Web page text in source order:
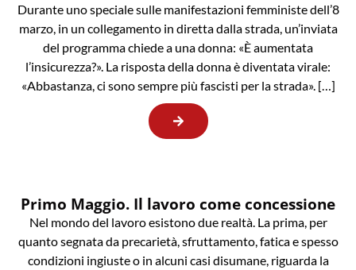
Durante uno speciale sulle manifestazioni femministe dell’8
marzo, in un collegamento in diretta dalla strada, un’inviata
del programma chiede a una donna: «È aumentata
l’insicurezza?». La risposta della donna è diventata virale:
«Abbastanza, ci sono sempre più fascisti per la strada». […]
Primo Maggio. Il lavoro come concessione
Nel mondo del lavoro esistono due realtà. La prima, per
quanto segnata da precarietà, sfruttamento, fatica e spesso
condizioni ingiuste o in alcuni casi disumane, riguarda la